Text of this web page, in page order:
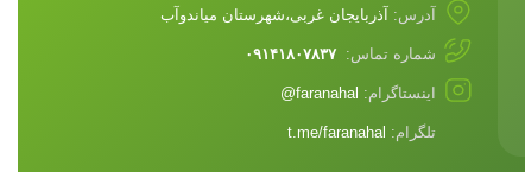
آدرس: آذربایجان غربی،شهرستان میاندوآب
شماره تماس:۰۹۱۴۱۸۰۷۸۳۷
اینستاگرام: faranahal@
تلگرام: t.me/faranahal